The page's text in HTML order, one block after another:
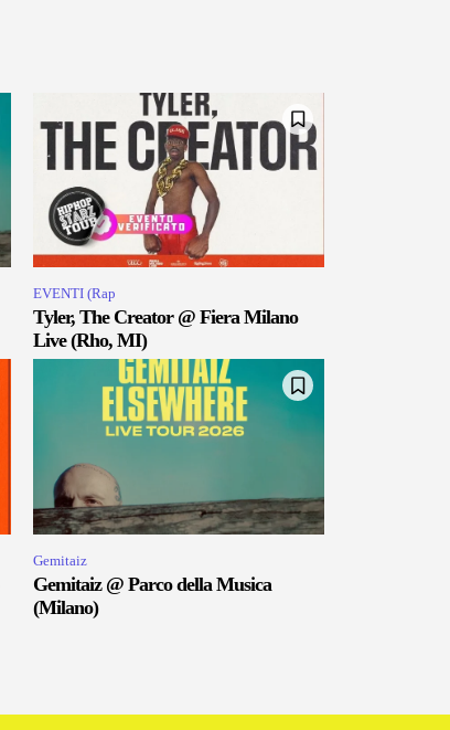
EVENTI (Rap
Tyler, The Creator @ Fiera Milano
Live (Rho, MI)
Gemitaiz
Gemitaiz @ Parco della Musica
(Milano)